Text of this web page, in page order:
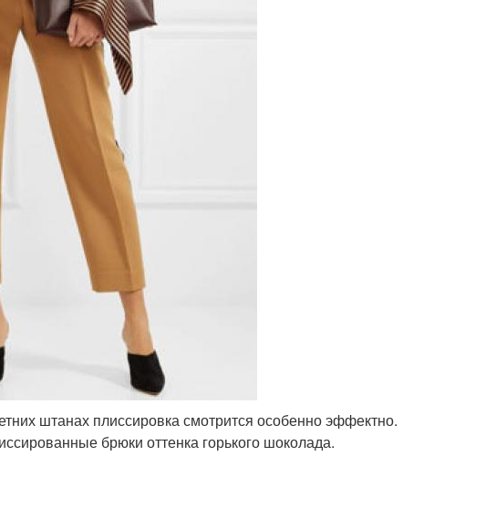
штанах плиссировка смотрится особенно эффектно.
брюки оттенка горького шоколада.